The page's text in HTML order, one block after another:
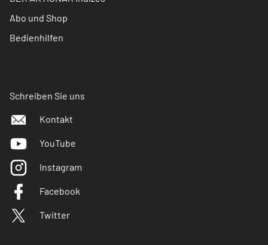
Abo und Shop
Bedienhilfen
Schreiben Sie uns
Kontakt
YouTube
Instagram
Facebook
Twitter